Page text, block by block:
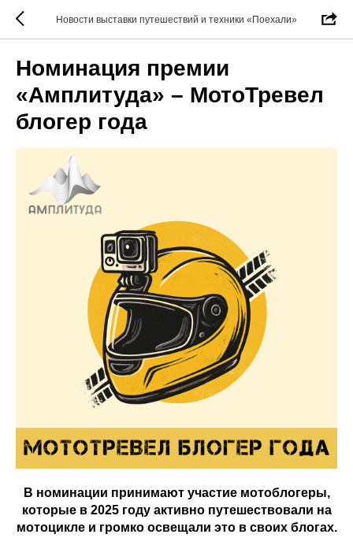
Новости выставки путешествий и техники «Поехали»
Номинация премии
«Амплитуда» – МотоТревел
блогер года
В номинации принимают участие мотоблогеры,
которые в 2025 году активно путешествовали на
мотоцикле и громко освещали это в своих блогах.